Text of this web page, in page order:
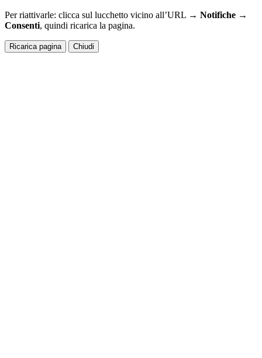
Per riattivarle: clicca sul lucchetto vicino all’URL → Notifiche →
Consenti, quindi ricarica la pagina.
Ricarica pagina Chiudi